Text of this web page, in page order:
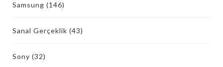
Samsung (146)
Sanal Gerçeklik (43)
Sony (32)